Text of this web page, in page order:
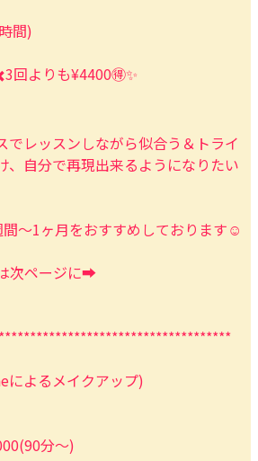
間)
回よりも¥4400🉐✨
でレッスンしながら似合う＆トライ
、自分で再現出来るようになりたい
〜1ヶ月をおすすめしております☺️
次ページに➡️
によるメイクアップ)
分〜)